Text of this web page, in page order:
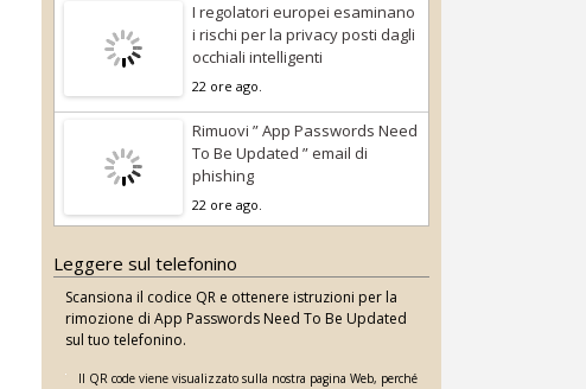
I regolatori europei esaminano
i rischi per la privacy posti dagli
occhiali intelligenti
22 ore ago.
Rimuovi ” App Passwords Need
To Be Updated ” email di
phishing
22 ore ago.
Leggere sul telefonino
Scansiona il codice QR e ottenere istruzioni per la
rimozione di App Passwords Need To Be Updated
sul tuo telefonino.
Il QR code viene visualizzato sulla nostra pagina Web, perché